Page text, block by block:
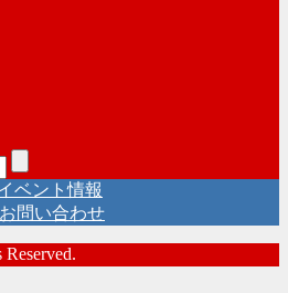
ベント情報
お問い合わせ